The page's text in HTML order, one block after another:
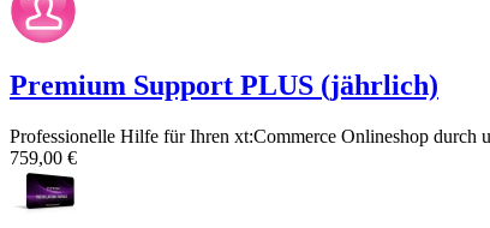
Premium Support PLUS (jährlich)
Professionelle Hilfe für Ihren xt:Commerce Onlineshop durch
759,00 €